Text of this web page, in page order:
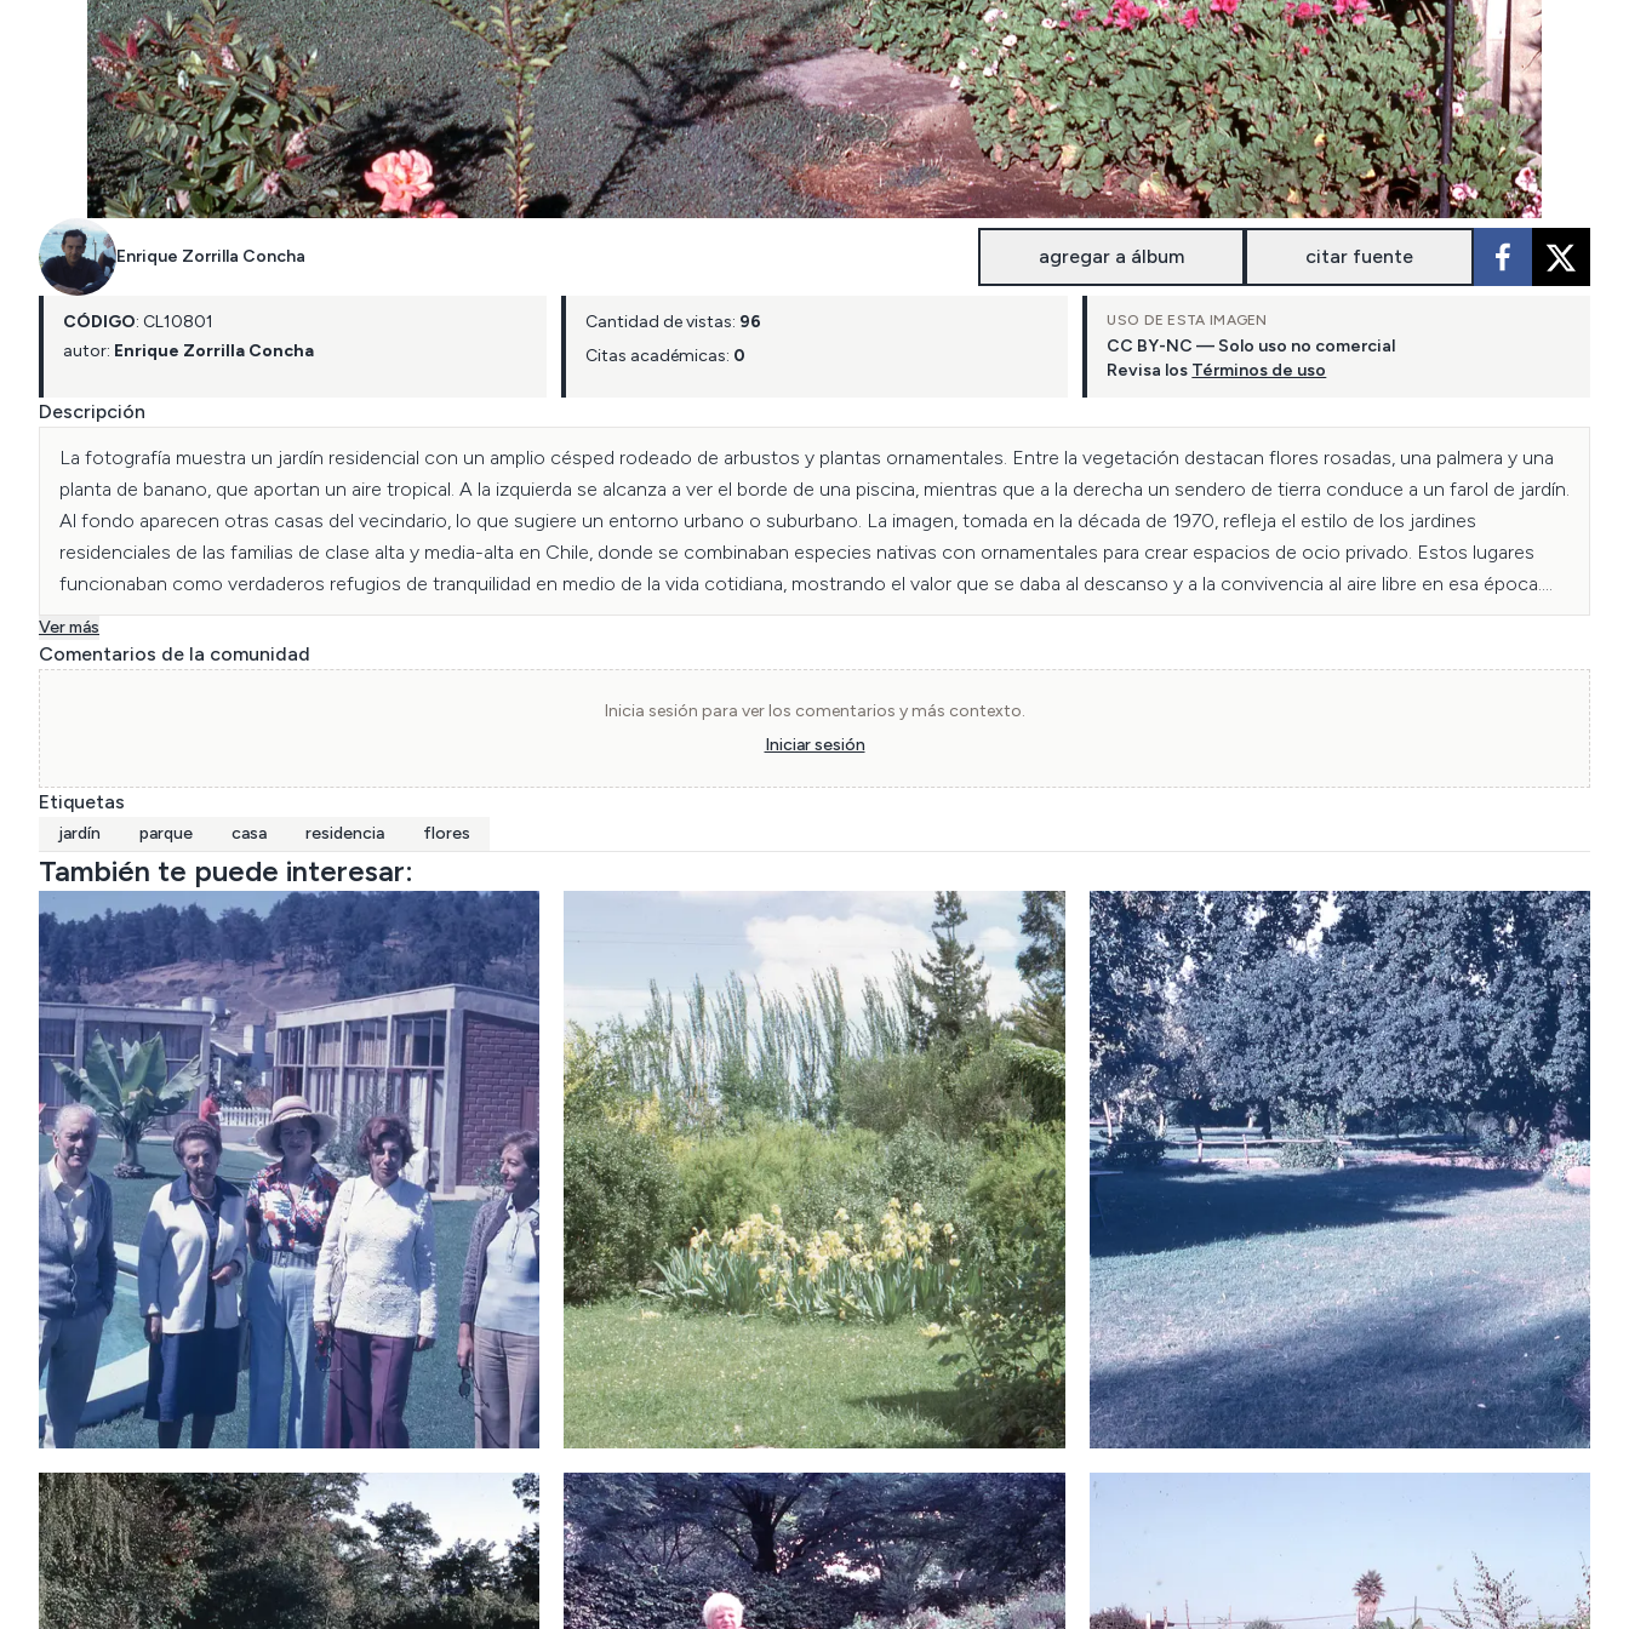
Enrique Zorrilla Concha agregar a álbum citar fuente
CÓDIGO: CL10801
autor: Enrique Zorrilla Concha
Cantidad de vistas: 96
Citas académicas: 0
USO DE ESTA IMAGEN
CC BY-NC — Solo uso no comercial
Revisa los Términos de uso
Descripción
La fotografía muestra un jardín residencial con un amplio césped rodeado de arbustos y plantas ornamentales. Entre la vegetación destacan flores rosadas, una palmera y una
planta de banano, que aportan un aire tropical. A la izquierda se alcanza a ver el borde de una piscina, mientras que a la derecha un sendero de tierra conduce a un farol de jardín.
Al fondo aparecen otras casas del vecindario, lo que sugiere un entorno urbano o suburbano. La imagen, tomada en la década de 1970, refleja el estilo de los jardines
residenciales de las familias de clase alta y media-alta en Chile, donde se combinaban especies nativas con ornamentales para crear espacios de ocio privado. Estos lugares
funcionaban como verdaderos refugios de tranquilidad en medio de la vida cotidiana, mostrando el valor que se daba al descanso y a la convivencia al aire libre en esa época.
Fotografía catalogada por Rocio Valenzuela y Carla Peñaloza Estudiantes de carrera Licenciatura en Arte y Conservacion del Patrimonio
Ver más
Comentarios de la comunidad
Inicia sesión para ver los comentarios y más contexto.
Iniciar sesión
Etiquetas
jardín parque casa residencia flores
También te puede interesar: